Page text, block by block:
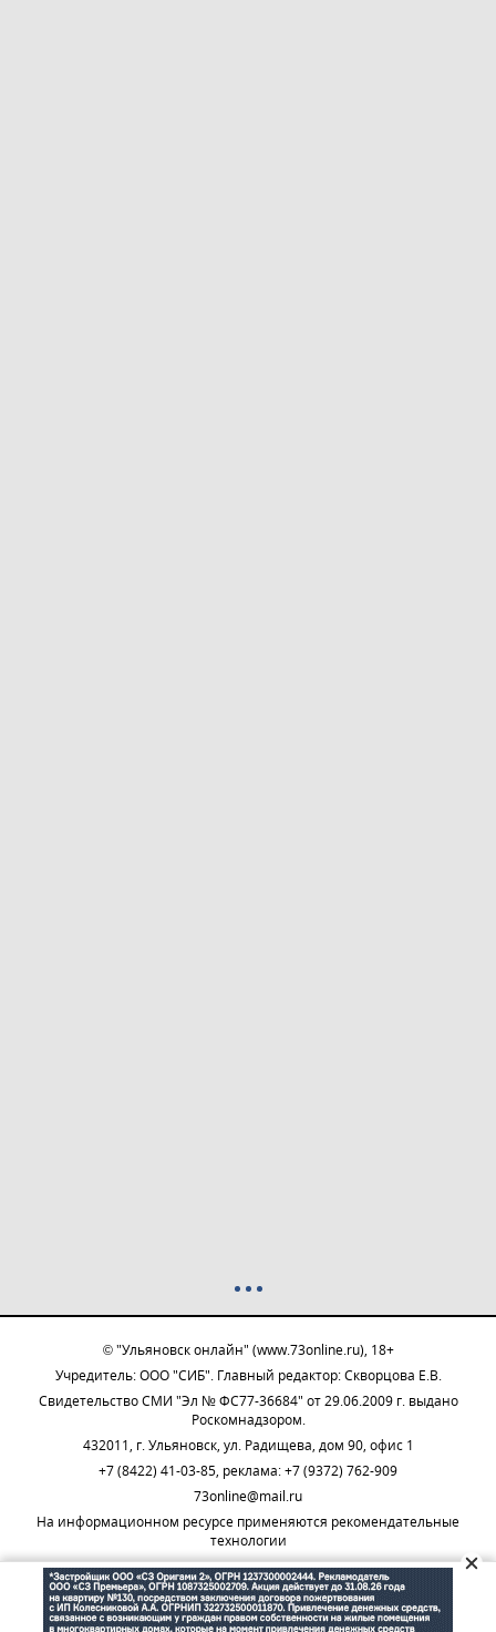
© "Ульяновск онлайн" (www.73online.ru), 18+
Учредитель: ООО "СИБ". Главный редактор: Скворцова Е.В.
Свидетельство СМИ "Эл № ФС77-36684" от 29.06.2009 г. выдано
Роскомнадзором.
432011, г. Ульяновск, ул. Радищева, дом 90, офис 1
+7 (8422) 41-03-85, реклама: +7 (9372) 762-909
73online@mail.ru
На информационном ресурсе применяются рекомендательные
технологии